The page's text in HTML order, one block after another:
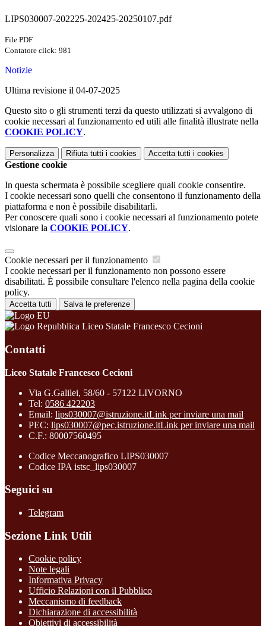
LIPS030007-202225-202425-20250107.pdf
File PDF
Contatore click: 981
Notizie
Ultima revisione il 04-07-2025
Questo sito o gli strumenti terzi da questo utilizzati si avvalgono di
cookie necessari al funzionamento ed utili alle finalità illustrate nella
COOKIE POLICY.
Personalizza Rifiuta tutti i cookies Accetta tutti i cookies
Gestione cookie
In questa schermata è possibile scegliere quali cookie consentire.
I cookie necessari sono quelli che consentono il funzionamento della
piattaforma e non è possibile disabilitarli.
Per conoscere quali sono i cookie necessari al funzionamento potete
visionare la COOKIE POLICY.
Cookie necessari per il funzionamento
I cookie necessari per il funzionamento non possono essere
disabilitati. È possibile consultare l'elenco nella pagina della cookie
policy.
Accetta tutti Salva le preferenze
Liceo Statale Francesco Cecioni
Contatti
Liceo Statale Francesco Cecioni
Via G.Galilei, 58/60 - 57122 LIVORNO
Tel: 0586 422203
Email: lips030007@istruzione.itLink per inviare una mail
PEC: lips030007@pec.istruzione.itLink per inviare una mail
C.F.: 80007560495
Codice Meccanografico LIPS030007
Codice IPA istsc_lips030007
Seguici su
Telegram
Sezione Link Utili
Cookie policy
Note legali
Informativa Privacy
Ufficio Relazioni con il Pubblico
Meccanismo di feedback
Dichiarazione di accessibilità
Obiettivi di accessibilità